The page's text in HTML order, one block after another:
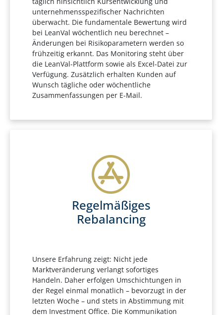
unternehmensspezifischer Nachrichten
überwacht. Die fundamentale Bewertung wird
bei LeanVal wöchentlich neu berechnet –
Änderungen bei Risikoparametern werden so
frühzeitig erkannt. Das Monitoring steht über
die LeanVal-Plattform sowie als Excel-Datei zur
Verfügung. Zusätzlich erhalten Kunden auf
Wunsch tägliche oder wöchentliche
Zusammenfassungen per E-Mail.
Regelmäßiges
Rebalancing
Unsere Erfahrung zeigt: Nicht jede
Marktveränderung verlangt sofortiges
Handeln. Daher erfolgen Umschichtungen in
der Regel einmal monatlich – bevorzugt in der
letzten Woche – und stets in Abstimmung mit
dem Investment Office. Die Kommunikation